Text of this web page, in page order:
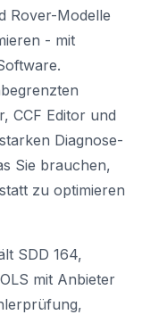
Rover-Modelle
- mit
CCF Editor und
Diagnose-
Sie brauchen,
zu optimieren
SDD 164,
mit Anbieter